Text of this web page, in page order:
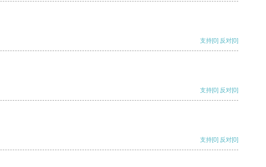
支持[0] 反对[0]
支持[0] 反对[0]
支持[0] 反对[0]